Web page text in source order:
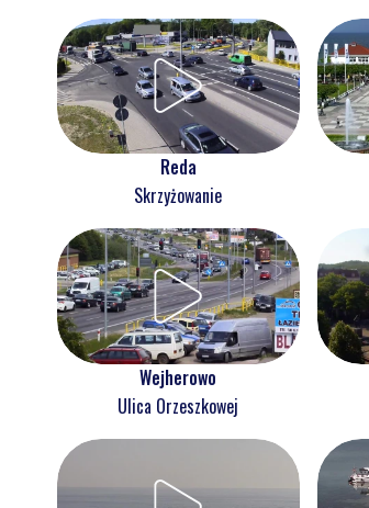
Reda
Skrzyżowanie
Wejherowo
Ulica Orzeszkowej